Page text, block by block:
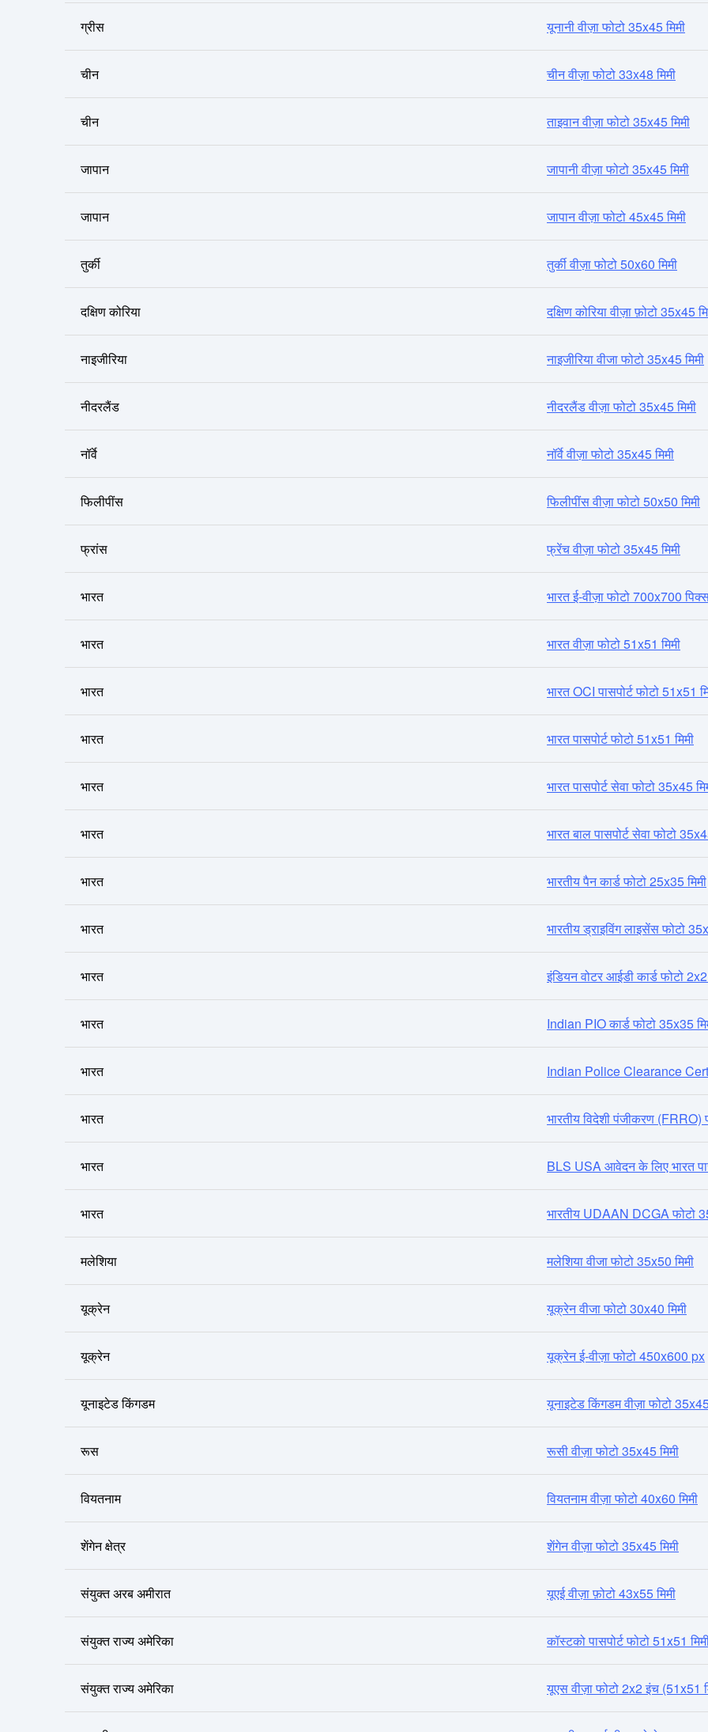
ग्रीस यूनानी वीज़ा फोटो 35x45 मिमी
चीन चीन वीज़ा फोटो 33x48 मिमी
चीन ताइवान वीज़ा फोटो 35x45 मिमी
जापान जापानी वीज़ा फोटो 35x45 मिमी
जापान जापान वीज़ा फोटो 45x45 मिमी
तुर्की तुर्की वीज़ा फोटो 50x60 मिमी
दक्षिण कोरिया दक्षिण कोरिया वीज़ा फ़ोटो 35x45
नाइजीरिया नाइजीरिया वीजा फोटो 35x45 मिमी
नीदरलैंड नीदरलैंड वीज़ा फोटो 35x45 मिमी
नॉर्वे नॉर्वे वीज़ा फोटो 35x45 मिमी
फिलीपींस फिलीपींस वीज़ा फोटो 50x50 मिमी
फ्रांस फ्रेंच वीज़ा फोटो 35x45 मिमी
भारत भारत ई-वीज़ा फोटो 700x700
भारत भारत वीज़ा फोटो 51x51 मिमी
भारत भारत OCI पासपोर्ट फोटो 51x51
भारत भारत पासपोर्ट फोटो 51x51 मिमी
भारत भारत पासपोर्ट सेवा फोटो 35x45
भारत भारत बाल पासपोर्ट सेवा फोटो
भारत भारतीय पैन कार्ड फोटो 25x35 मिमी
भारत भारतीय ड्राइविंग लाइसेंस फोटो
भारत इंडियन वोटर आईडी कार्ड फोटो
भारत Indian PIO कार्ड फोटो 35x35
भारत Indian Police Clearance
भारत भारतीय विदेशी पंजीकरण (FRRO)
भारत BLS USA आवेदन के लिए भारत
भारत भारतीय UDAAN DCGA फोटो
मलेशिया मलेशिया वीजा फोटो 35x50 मिमी
यूक्रेन यूक्रेन वीजा फोटो 30x40 मिमी
यूक्रेन यूक्रेन ई-वीज़ा फोटो 450x600 px
यूनाइटेड किंगडम यूनाइटेड किंगडम वीज़ा फोटो 35x45
रूस रूसी वीज़ा फोटो 35x45 मिमी
वियतनाम वियतनाम वीज़ा फोटो 40x60 मिमी
शेंगेन क्षेत्र शेंगेन वीज़ा फोटो 35x45 मिमी
संयुक्त अरब अमीरात यूएई वीज़ा फ़ोटो 43x55 मिमी
संयुक्त राज्य अमेरिका कॉस्टको पासपोर्ट फोटो 51x51
संयुक्त राज्य अमेरिका यूएस वीज़ा फोटो 2x2 इंच (51x51